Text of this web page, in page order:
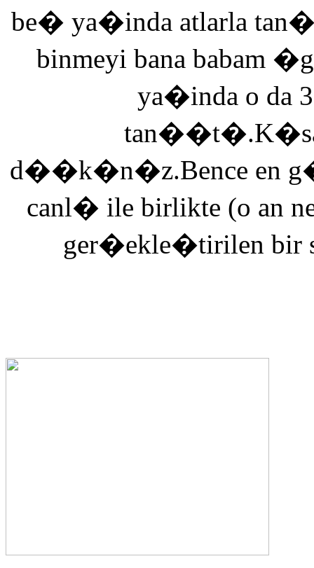
be� ya�inda atlarla
binmeyi bana babam
ya�inda o da
d��k�n�z.Bence en
canl� ile birlikte (o an
ger�ekle�tirilen bir